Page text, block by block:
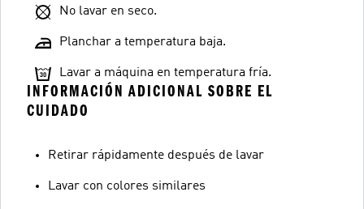
No lavar en seco.
Planchar a temperatura baja.
Lavar a máquina en temperatura fría.
INFORMACIÓN ADICIONAL SOBRE EL
CUIDADO
Retirar rápidamente después de lavar
Lavar con colores similares